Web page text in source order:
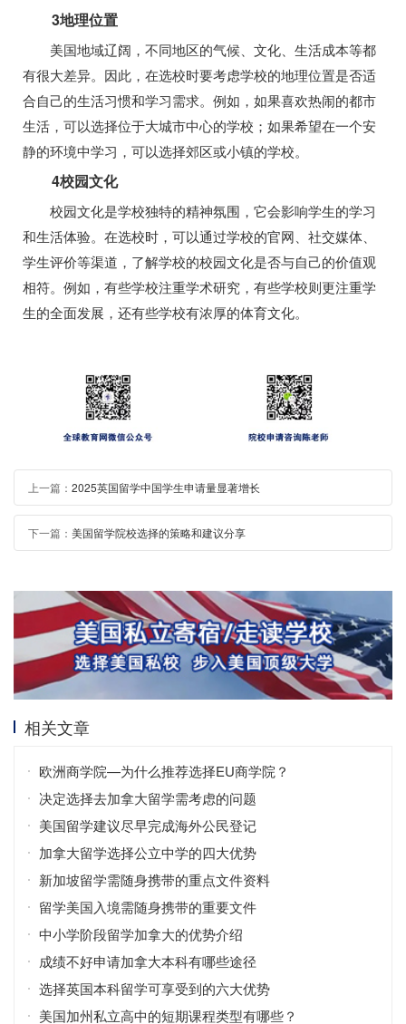
3地理位置
美国地域辽阔，不同地区的气候、文化、生活成本等都
有很大差异。因此，在选校时要考虑学校的地理位置是否适
合自己的生活习惯和学习需求。例如，如果喜欢热闹的都市
生活，可以选择位于大城市中心的学校；如果希望在一个安
静的环境中学习，可以选择郊区或小镇的学校。
4校园文化
校园文化是学校独特的精神氛围，它会影响学生的学习
和生活体验。在选校时，可以通过学校的官网、社交媒体、
学生评价等渠道，了解学校的校园文化是否与自己的价值观
相符。例如，有些学校注重学术研究，有些学校则更注重学
生的全面发展，还有些学校有浓厚的体育文化。
上一篇： 2025英国留学中国学生申请量显著增长
下一篇： 美国留学院校选择的策略和建议分享
相关文章
欧洲商学院—为什么推荐选择EU商学院？
决定选择去加拿大留学需考虑的问题
美国留学建议尽早完成海外公民登记
加拿大留学选择公立中学的四大优势
新加坡留学需随身携带的重点文件资料
留学美国入境需随身携带的重要文件
中小学阶段留学加拿大的优势介绍
成绩不好申请加拿大本科有哪些途径
选择英国本科留学可享受到的六大优势
美国加州私立高中的短期课程类型有哪些？